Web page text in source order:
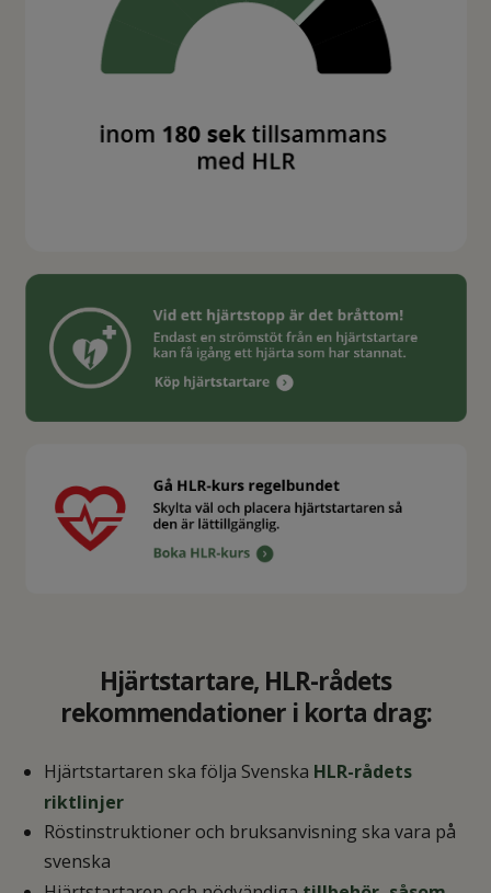
Hjärtstartare, HLR-rådets
rekommendationer i korta drag:
Hjärtstartaren ska följa Svenska HLR-rådets
riktlinjer
Röstinstruktioner och bruksanvisning ska vara på
svenska